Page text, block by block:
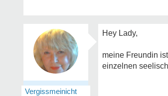
Vergissmeinicht
Hey Lady,
meine Freundin
einzelnen